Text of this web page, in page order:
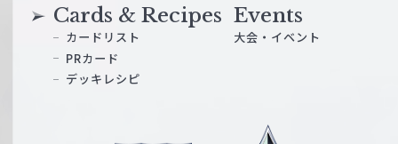
Cards & Recipes
カードリスト
PRカード
デッキレシピ
Events
大会・イベント